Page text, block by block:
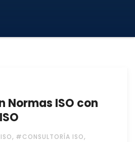
Normas ISO con
, #CONSULTORÍA ISO,